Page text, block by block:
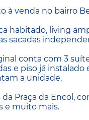
à venda no bairro
habitado, living
sacadas
conta com 3
e piso já
a unidade.
Praça da Encol,
e muito mais.